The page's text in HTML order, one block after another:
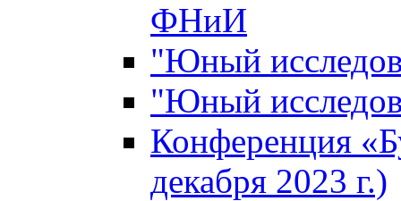
ФНиИ
"Юный
"Юный
Конференция
декабря 2023 г.)